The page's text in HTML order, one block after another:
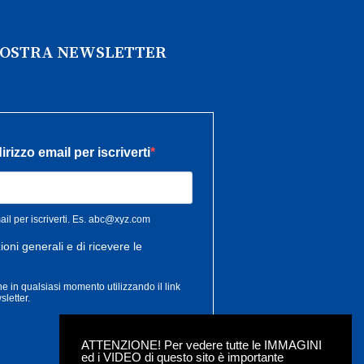
ATTENZIONE! Per vedere tutte le IMMAGINI
ed i VIDEO di questo sito è importante
NEWSLETTER